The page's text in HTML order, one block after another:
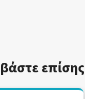
επίσης